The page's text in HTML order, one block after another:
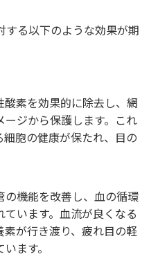
する以下のような効果が期
素を効果的に除去し、網
ジから保護します。これ
胞の健康が保たれ、目の
の機能を改善し、血の循環
います。血流が良くなる
素が行き渡り、疲れ目の軽
ます。